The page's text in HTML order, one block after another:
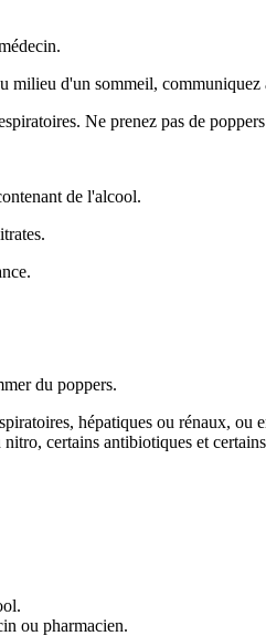
d'un sommeil,
Ne prenez pas de
de l'alcool.
du poppers.
hépatiques ou rénaux,
certains antibiotiques et
ou pharmacien.